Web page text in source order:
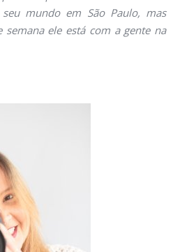
mundo em São Paulo, mas
ele está com a gente na